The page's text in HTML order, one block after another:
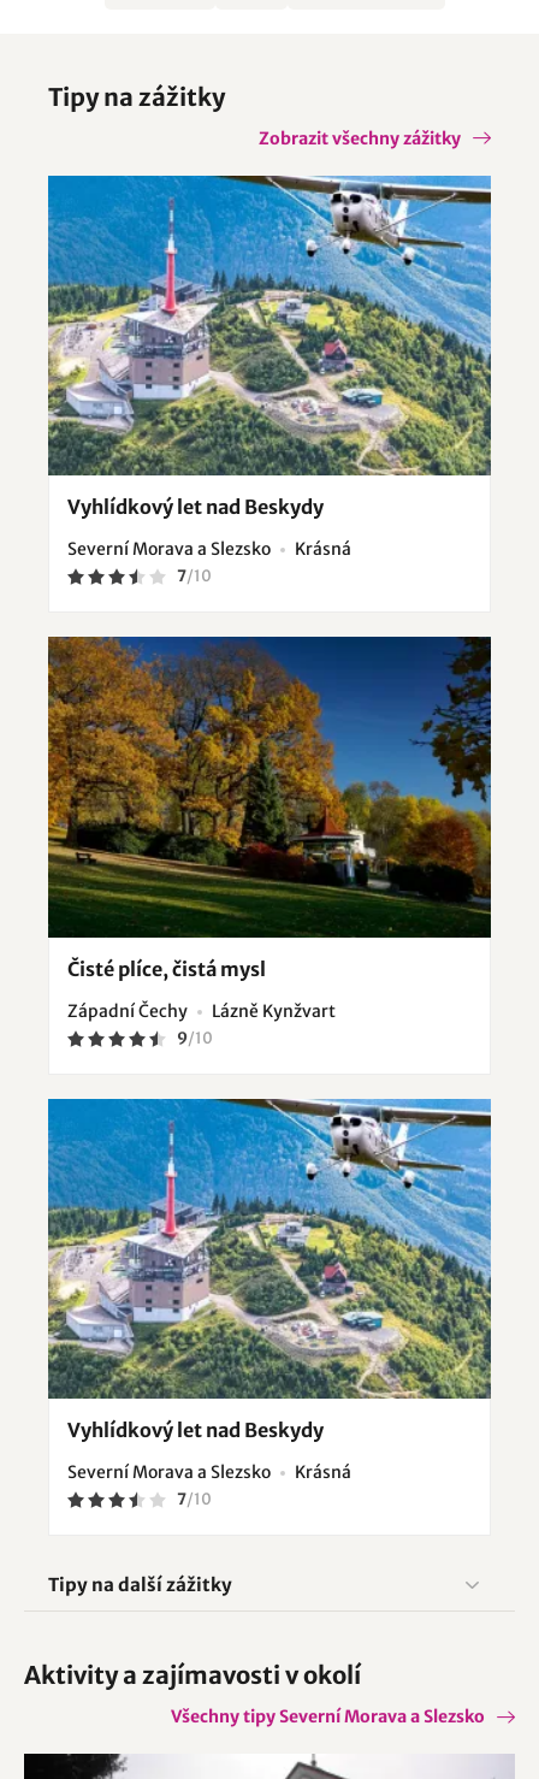
Tipy na zážitky
Zobrazit všechny zážitky
Vyhlídkový let nad Beskydy
Severní Morava a Slezsko Krásná
7/10
Čisté plíce, čistá mysl
Západní Čechy Lázně Kynžvart
9/10
Vyhlídkový let nad Beskydy
Severní Morava a Slezsko Krásná
7/10
Tipy na další zážitky
Aktivity a zajímavosti v okolí
Všechny tipy Severní Morava a Slezsko